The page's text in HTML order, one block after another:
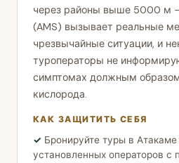
через районы выше 5000 м —
(AMS) вызывает реальные
чрезвычайные ситуации, и
туроператоры не
симптомах должным
кислорода.
КАК ЗАЩИТИТЬ СЕБЯ
Бронируйте туры в Атакаме
установленных операторов с